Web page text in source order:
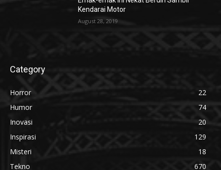
Kendarai Motor
August 28, 2019
Category
Horror
22
Humor
74
Inovasi
20
Inspirasi
129
Misteri
18
Tekno
670